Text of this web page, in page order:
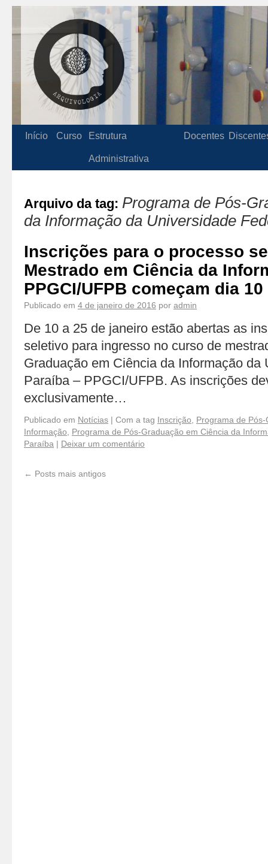
Início Curso Estrutura
Administrativa
Docentes
Arquivo da tag: Programa de Pós-
da Informação da Universidade
Inscrições para o processo
Mestrado em Ciência da
PPGCI/UFPB começam dia 10
Publicado em 4 de janeiro de 2016 por admin
De 10 a 25 de janeiro estão abertas as
seletivo para ingresso no curso de
Graduação em Ciência da Informação da
Paraíba – PPGCI/UFPB. As inscrições
exclusivamente…
Publicado em Notícias | Com a tag Inscrição
Programa de
Informação
Programa de Pós-Graduação em Ciência da
Paraíba | Deixar um comentário
← Posts mais antigos